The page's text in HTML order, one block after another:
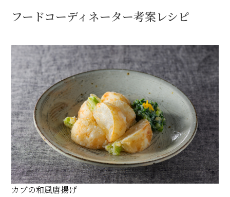
フードコーディネーター考案レシピ
カブの和風唐揚げ